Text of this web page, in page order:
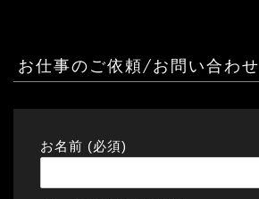
お仕事のご依頼/お問い合わせ
お名前 (必須)